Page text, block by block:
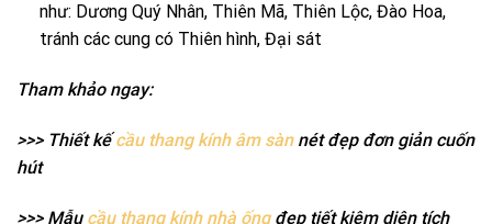
như: Dương Quý Nhân, Thiên Mã, Thiên Lộc, Đào Hoa,
tránh các cung có Thiên hình, Đại sát
Tham khảo ngay:
>>> Thiết kếcầu thang kính âm sànnét đẹp đơn giản cuốn
hút
>>> Mẫu cầu thang kính nhà ốngđẹp tiết kiệm diện tích